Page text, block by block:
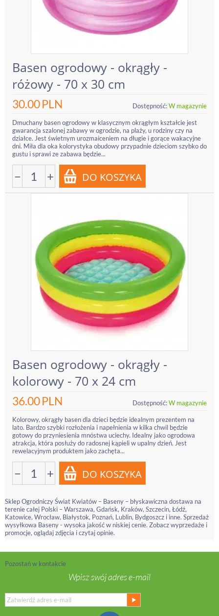
Basen ogrodowy - okrągły -
różowy - 70 x 30 cm
30.00PLN Dostępność:W magazynie
Dmuchany basen ogrodowy w klasycznym okrągłym kształcie jest
gwarancja szalonej zabawy w ogrodzie, na plaży, u rodziny czy na
działce. Jest świetnym urozmaiceniem na długie i gorące wakacyjne
dni. Miła dla oka kolorystyka obudowy przypadnie dzieciom szybko do
gustu i sprawi ze zabawa będzie...
− +
Basen ogrodowy - okrągły -
kolorowy - 70 x 24 cm
36.00PLN Dostępność:W magazynie
Kolorowy, okrągły basen dla dzieci będzie idealnym prezentem na
lato. Bardzo szybki rozłożenia i napełnienia w kilka chwil będzie
gotowy do przyniesienia mnóstwa uciechy. Idealny jako ogrodowa
atrakcja, która posłuży do radosnej kąpieli w upalny dzień. Jest
rewelacyjnym produktem jako zachęta...
− +
Sklep Ogrodniczy Świat Kwiatów – Baseny – błyskawiczna dostawa na
terenie całej Polski – Warszawa, Gdańsk, Kraków, Szczecin, Łódź,
Katowice, Wrocław, Białystok, Poznań, Lublin, Bydgoszcz i inne. Sprzedaż
wysyłkowa Baseny - wysoka jakość w niskiej cenie. Zobacz wyprzedaże i
promocje, oglądaj zdjęcia i czytaj opinie.
Pozostań w kontakcie
Wpisz swój adres e-mail